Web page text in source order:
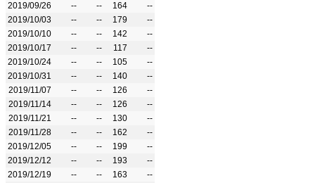
2019/09/26
-- -- 164
--
2019/10/03
-- -- 179
--
2019/10/10
-- -- 142
--
2019/10/17
-- -- 117
--
2019/10/24
-- -- 105
--
2019/10/31
-- -- 140
--
2019/11/07
-- -- 126
--
2019/11/14
-- -- 126
--
2019/11/21
-- -- 130
--
2019/11/28
-- -- 162
--
2019/12/05
-- -- 199
--
2019/12/12
-- -- 193
--
2019/12/19
-- -- 163
--